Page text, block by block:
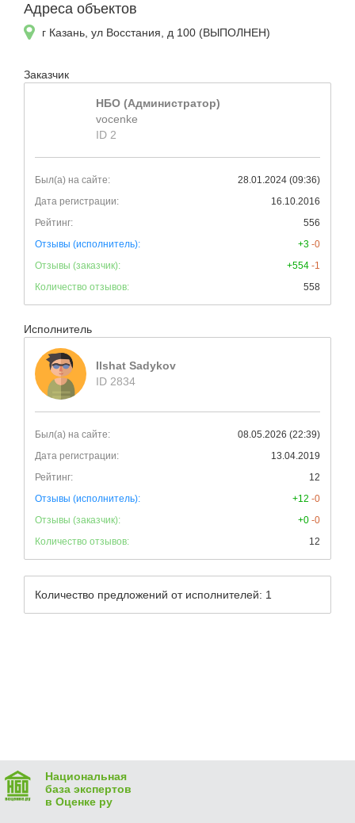
Адреса объектов
г Казань, ул Восстания, д 100 (ВЫПОЛНЕН)
Заказчик
НБО (Администратор)
vocenke
ID 2
Был(а) на сайте:
28.01.2024 (09:36)
Дата регистрации:
16.10.2016
Рейтинг:
556
Отзывы (исполнитель):
+3 -0
Отзывы (заказчик):
+554 -1
Количество отзывов:
558
Исполнитель
Ilshat Sadykov
ID 2834
Был(а) на сайте:
08.05.2026 (22:39)
Дата регистрации:
13.04.2019
Рейтинг:
12
Отзывы (исполнитель):
+12 -0
Отзывы (заказчик):
+0 -0
Количество отзывов:
12
Количество предложений от исполнителей: 1
Национальная
база экспертов
в Оценке ру